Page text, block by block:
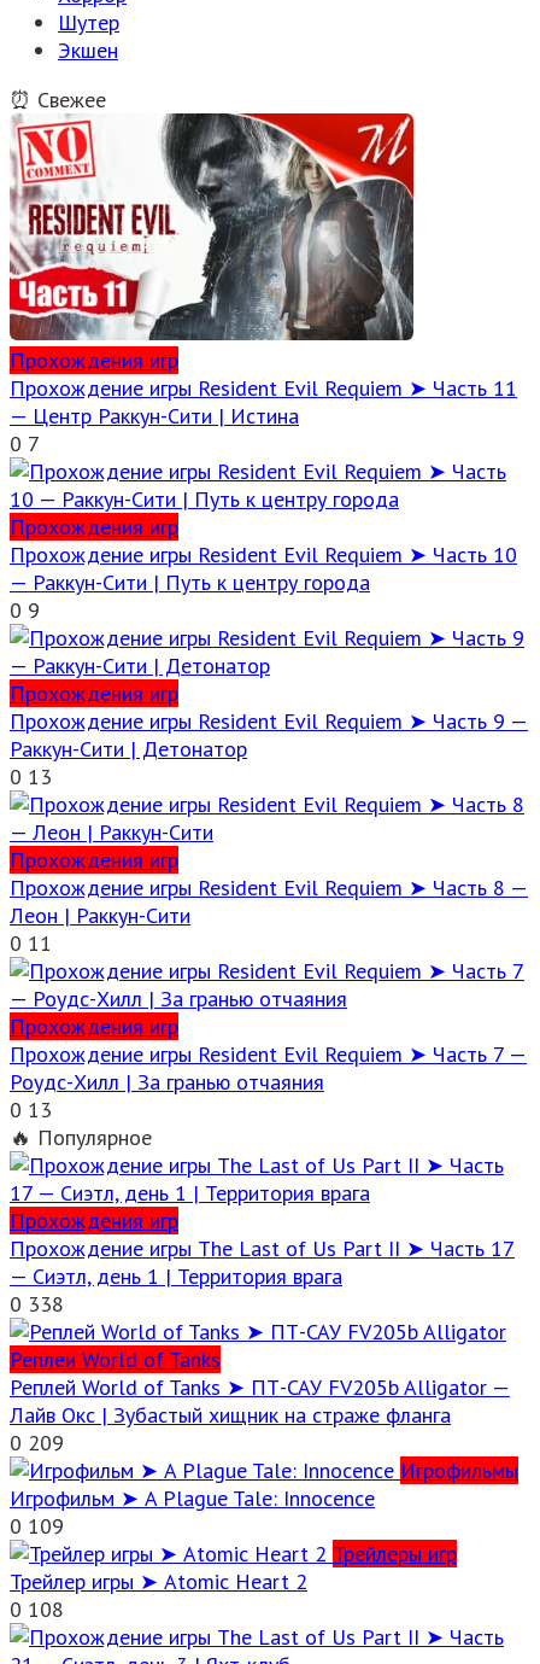
Шутер
Экшен
⏰ Свежее
Прохождения игр
Прохождение игры Resident Evil Requiem ➤ Часть 11
— Центр Раккун-Сити | Истина
0 7
Прохождения игр
Прохождение игры Resident Evil Requiem ➤ Часть 10
— Раккун-Сити | Путь к центру города
0 9
Прохождения игр
Прохождение игры Resident Evil Requiem ➤ Часть 9 —
Раккун-Сити | Детонатор
0 13
Прохождения игр
Прохождение игры Resident Evil Requiem ➤ Часть 8 —
Леон | Раккун-Сити
0 11
Прохождения игр
Прохождение игры Resident Evil Requiem ➤ Часть 7 —
Роудс-Хилл | За гранью отчаяния
0 13
🔥 Популярное
Прохождения игр
Прохождение игры The Last of Us Part II ➤ Часть 17
— Сиэтл, день 1 | Территория врага
0 338
Реплеи World of Tanks
Реплей World of Tanks ➤ ПТ-САУ FV205b Alligator —
Лайв Окс | Зубастый хищник на страже фланга
0 209
Игрофильмы
Игрофильм ➤ A Plague Tale: Innocence
0 109
Трейлеры игр
Трейлер игры ➤ Atomic Heart 2
0 108